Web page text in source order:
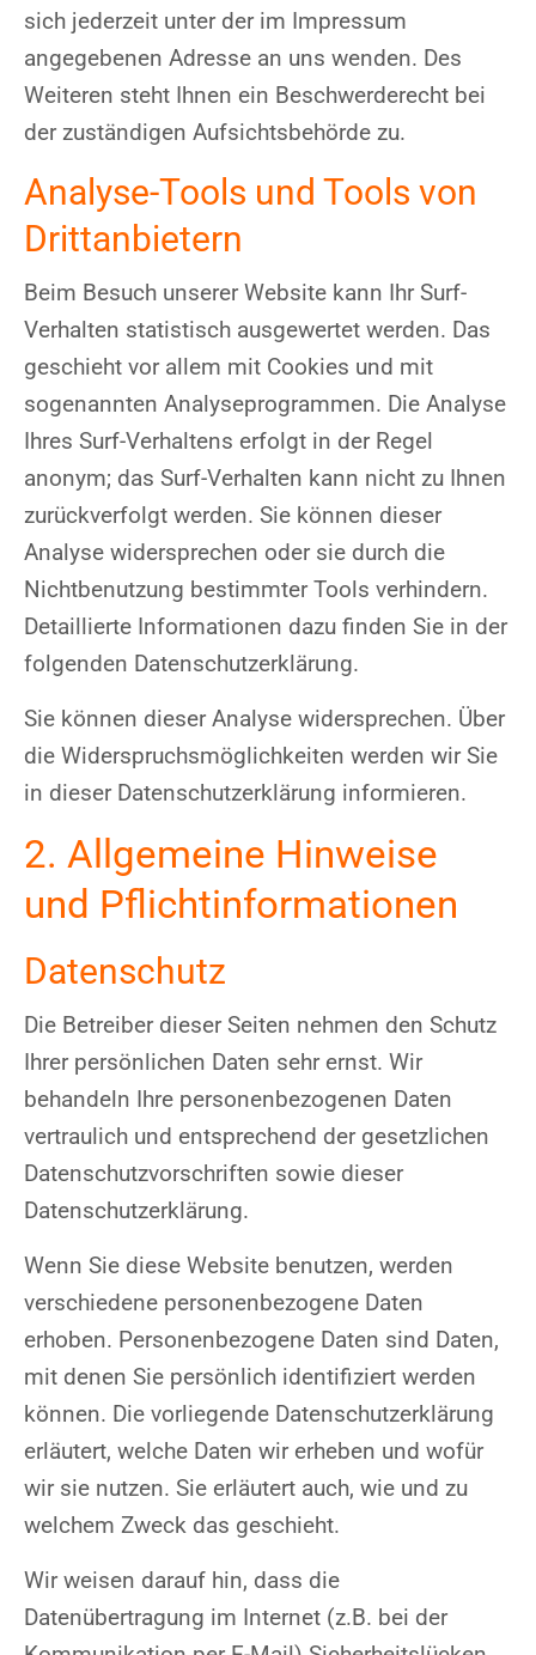
sich jederzeit unter der im Impressum
angegebenen Adresse an uns wenden. Des
Weiteren steht Ihnen ein Beschwerderecht bei
der zuständigen Aufsichtsbehörde zu.
Analyse-Tools und Tools von
Drittanbietern
Beim Besuch unserer Website kann Ihr Surf-
Verhalten statistisch ausgewertet werden. Das
geschieht vor allem mit Cookies und mit
sogenannten Analyseprogrammen. Die Analyse
Ihres Surf-Verhaltens erfolgt in der Regel
anonym; das Surf-Verhalten kann nicht zu Ihnen
zurückverfolgt werden. Sie können dieser
Analyse widersprechen oder sie durch die
Nichtbenutzung bestimmter Tools verhindern.
Detaillierte Informationen dazu finden Sie in der
folgenden Datenschutzerklärung.
Sie können dieser Analyse widersprechen. Über
die Widerspruchsmöglichkeiten werden wir Sie
in dieser Datenschutzerklärung informieren.
2. Allgemeine Hinweise
und Pflichtinformationen
Datenschutz
Die Betreiber dieser Seiten nehmen den Schutz
Ihrer persönlichen Daten sehr ernst. Wir
behandeln Ihre personenbezogenen Daten
vertraulich und entsprechend der gesetzlichen
Datenschutzvorschriften sowie dieser
Datenschutzerklärung.
Wenn Sie diese Website benutzen, werden
verschiedene personenbezogene Daten
erhoben. Personenbezogene Daten sind Daten,
mit denen Sie persönlich identifiziert werden
können. Die vorliegende Datenschutzerklärung
erläutert, welche Daten wir erheben und wofür
wir sie nutzen. Sie erläutert auch, wie und zu
welchem Zweck das geschieht.
Wir weisen darauf hin, dass die
Datenübertragung im Internet (z.B. bei der